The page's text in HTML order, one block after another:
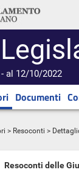
al 12/10/2022
Documenti
> Resoconti >
Resoconti delle